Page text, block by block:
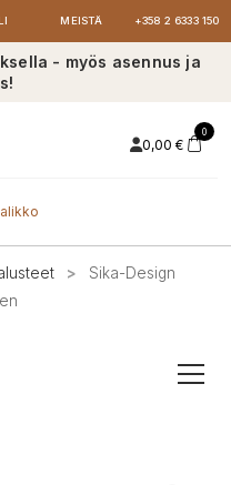
MEISTÄ +358 2 6333 150
- myös asennus ja
0,00 €
0
>
Sika-Design